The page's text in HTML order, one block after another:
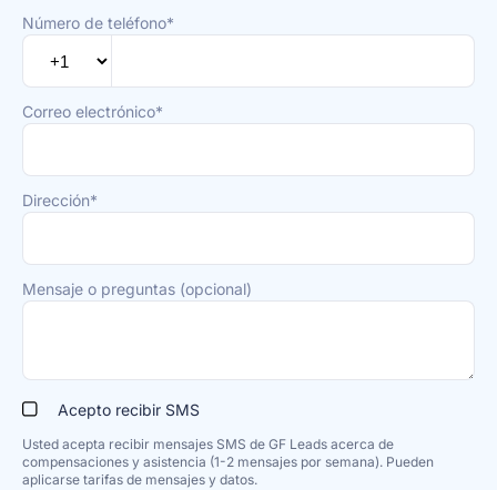
Número de teléfono*
Correo electrónico*
Dirección*
Mensaje o preguntas (opcional)
Acepto recibir SMS
Usted acepta recibir mensajes SMS de GF Leads acerca de
compensaciones y asistencia (1-2 mensajes por semana). Pueden
aplicarse tarifas de mensajes y datos.